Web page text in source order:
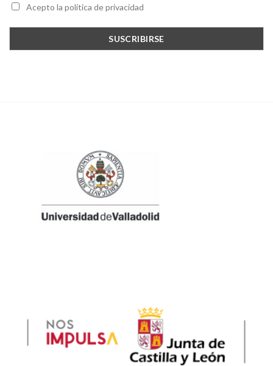
Acepto la política de privacidad